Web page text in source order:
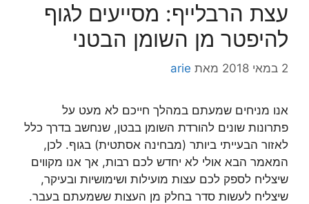
עצת הרבלייף: מסייעים לגוף
להיפטר מן השומן הבטני
2 במאי 2018 מאת arie
אנו מניחים שמעתם במהלך חייכם לא מעט על
פתרונות שונים להורדת השומן בבטן, שנחשב בדרך כלל
לאזור הבעייתי ביותר (מבחינה אסתטית) בגוף. לכן,
המאמר הבא אולי לא יחדש לכם רבות, אך אנו מקווים
שיצליח לספק לכם עצות מועילות ושימושיות ובעיקר,
שיצליח לעשות סדר בחלק מן העצות ששמעתם בעבר.